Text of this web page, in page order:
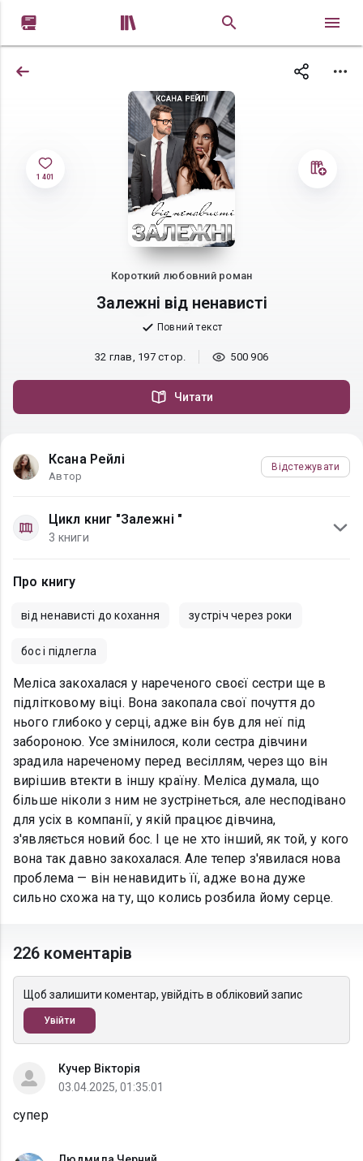
 
1 401
Короткий любовний роман
Залежні від ненависті
Повний текст
32 глав, 197 стор. 500 906
Читати
Ксана Рейлі
Автор
Відстежувати
Цикл книг "Залежні "
3 книги
Про книгу
від ненависті до кохання зустріч через роки
бос і підлегла
Меліса закохалася у нареченого своєї сестри ще в
підлітковому віці. Вона закопала свої почуття до
нього глибоко у серці, адже він був для неї під
забороною. Усе змінилося, коли сестра дівчини
зрадила нареченому перед весіллям, через що він
вирішив втекти в іншу країну. Меліса думала, що
більше ніколи з ним не зустрінеться, але несподівано
для усіх в компанії, у якій працює дівчина,
з'являється новий бос. І це не хто інший, як той, у кого
вона так давно закохалася. Але тепер з'явилася нова
проблема — він ненавидить її, адже вона дуже
сильно схожа на ту, що колись розбила йому серце.
226 коментарів
Щоб залишити коментар, увійдіть в обліковий запис
Увійти
Кучер Вікторія
03.04.2025, 01:35:01
супер